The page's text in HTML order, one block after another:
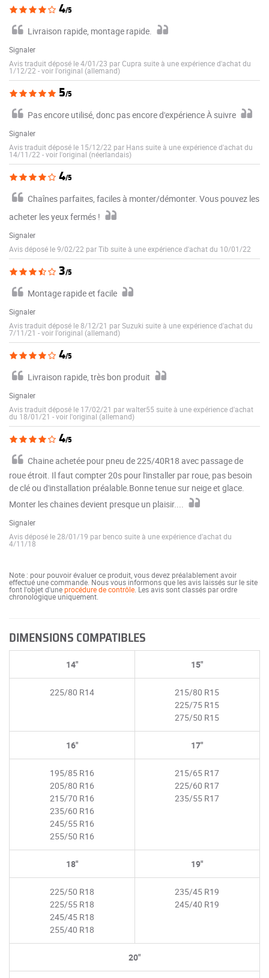
4/5
Livraison rapide, montage rapide.
Signaler
Avis traduit déposé le 4/01/23 par Cupra suite à une expérience d'achat du
1/12/22 -voir l'original (allemand)
5/5
Pas encore utilisé, donc pas encore d'expérience À suivre
Signaler
Avis traduit déposé le 15/12/22 par Hans suite à une expérience d'achat du
14/11/22 -voir l'original (néerlandais)
4/5
Chaînes parfaites, faciles à monter/démonter. Vous pouvez les
acheter les yeux fermés !
Signaler
Avis déposé le 9/02/22 par Tib suite à une expérience d'achat du 10/01/22
3/5
Montage rapide et facile
Signaler
Avis traduit déposé le 8/12/21 par Suzuki suite à une expérience d'achat du
7/11/21 -voir l'original (allemand)
4/5
Livraison rapide, très bon produit
Signaler
Avis traduit déposé le 17/02/21 par walter55 suite à une expérience d'achat
du 18/01/21 -voir l'original (allemand)
4/5
Chaine achetée pour pneu de 225/40R18 avec passage de
roue étroit. Il faut compter 20s pour l'installer par roue, pas besoin
de clé ou d'installation préalable.Bonne tenue sur neige et glace.
Monter les chaines devient presque un plaisir....
Signaler
Avis déposé le 28/01/19 par benco suite à une expérience d'achat du
4/11/18
Note : pour pouvoir évaluer ce produit, vous devez préalablement avoir
effectué une commande. Nous vous informons que les avis laissés sur le site
font l'objet d'uneprocédure de contrôle . Les avis sont classés par ordre
chronologique uniquement.
DIMENSIONS COMPATIBLES
14"
225/80 R14
15"
215/80 R15
225/75 R15
275/50 R15
16"
195/85 R16
205/80 R16
215/70 R16
235/60 R16
245/55 R16
255/50 R16
17"
215/65 R17
225/60 R17
235/55 R17
18"
225/50 R18
225/55 R18
245/45 R18
255/40 R18
19"
235/45 R19
245/40 R19
20"